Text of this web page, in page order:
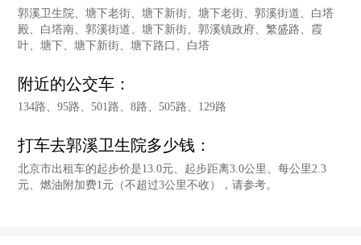
郭溪卫生院、塘下老街、塘下新街、塘下老街、郭溪街道、白塔
殿、白塔南、郭溪街道、塘下新街、郭溪镇政府、繁盛路、霞
叶、塘下、塘下新街、塘下路口、白塔
附近的公交车：
134路、95路、501路、8路、505路、129路
打车去郭溪卫生院多少钱：
北京市出租车的起步价是13.0元、起步距离3.0公里、每公里2.3
元、燃油附加费1元（不超过3公里不收），请参考。